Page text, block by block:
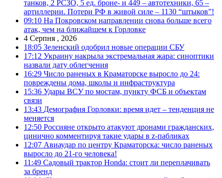
танков, 2 РСЗО, 5 ед. броне- и 449 – автотехники, 65 –
артиллерии. Потери РФ в живой силе – 1130 “штыков”!
09:10 На Покровском направлении снова больше всего
атак, чем на ближайшем к Горловке
4 Серпня , 2026
18:05 Зеленский одобрил новые операции СБУ
17:12 Украину накрыла экстремальная жара: синоптики
назвали дату облегчения
16:29 Число раненых в Краматорске выросло до 24:
повреждены дома, школы и инфраструктура
15:36 Удары ВСУ по мостам, пункту ФСБ и объектам
связи
13:43 Демография Горловки: время идет – тенденция не
меняется
12:50 Россияне открыто атакуют дронами гражданских,
цинично комментируя такие удары в z-пабликах
12:07 Авиаудар по центру Краматорска: число раненых
выросло до 21-го человека!
11:49 Садовый трактор Honda: стоит ли переплачивать
за бренд